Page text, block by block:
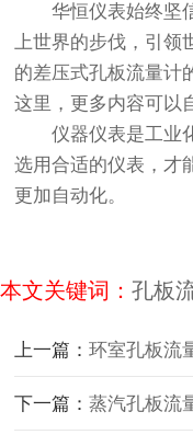
华恒仪表始终坚信
上世界的步伐，引领
的差压式孔板流量计
这里，更多内容可以
仪器仪表是工业化
选用合适的仪表，才
更加自动化。
本文关键词： 孔板
上一篇：环室孔板流
下一篇：蒸汽孔板流